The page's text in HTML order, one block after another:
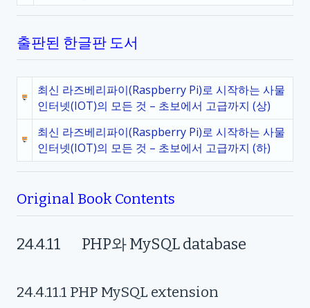
출판된 한글판 도서
최신 라즈베리파이(Raspberry Pi)로 시작하는 사물
인터넷(IOT)의 모든 것 – 초보에서 고급까지 (상)
최신 라즈베리파이(Raspberry Pi)로 시작하는 사물
인터넷(IOT)의 모든 것 – 초보에서 고급까지 (하)
Original Book Contents
24.4.11 PHP와MySQL database
24.4.11.1 PHP MySQL extension